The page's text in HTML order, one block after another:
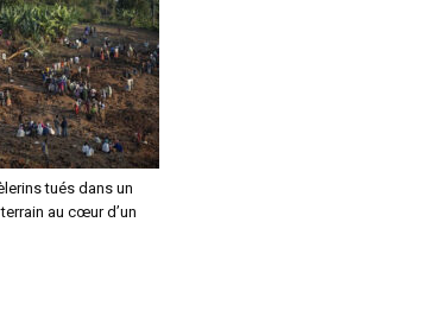
tués dans un
au cœur d’un